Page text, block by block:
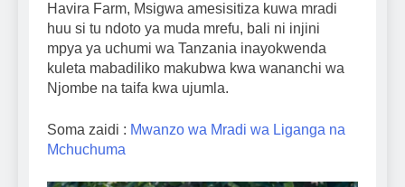
Havira Farm, Msigwa amesisitiza kuwa mradi
huu si tu ndoto ya muda mrefu, bali ni injini
mpya ya uchumi wa Tanzania inayokwenda
kuleta mabadiliko makubwa kwa wananchi wa
Njombe na taifa kwa ujumla.
Soma zaidi : Mwanzo wa Mradi wa Liganga na
Mchuchuma